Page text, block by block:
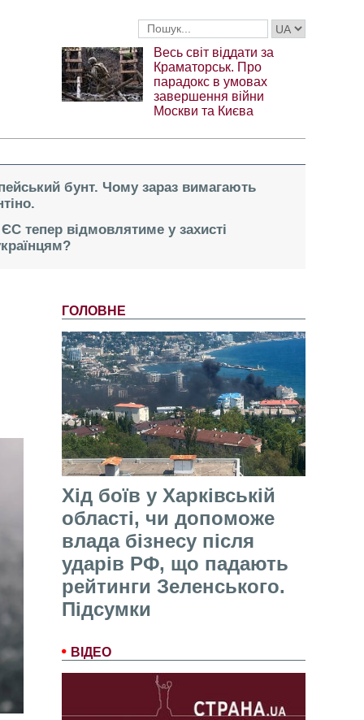
Весь світ віддати за
Краматорськ. Про
парадокс в умовах
завершення війни
Москви та Києва
бунт. Чому зараз вимагають
тепер відмовлятиме у захисті
ГОЛОВНЕ
Хід боїв у Харківській
області, чи допоможе
влада бізнесу після
ударів РФ, що падають
рейтинги Зеленського.
Підсумки
ВІДЕО